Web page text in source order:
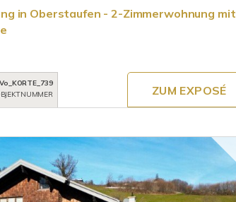
in Oberstaufen - 2-Zimmerwohnung mit
ZUM EXPOSÉ